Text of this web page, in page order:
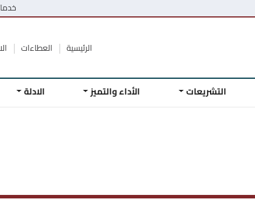
الرئيسية العطاءات
التشريعات الأداء والتميز الادلة